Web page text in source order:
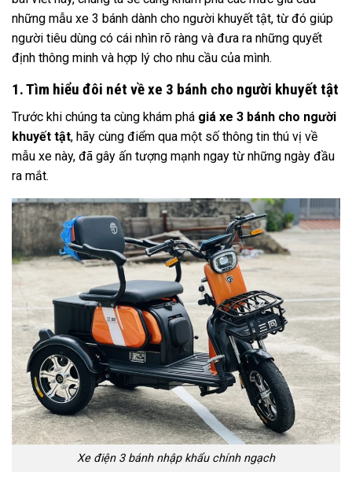
những mẫu xe 3 bánh dành cho người khuyết tật, từ đó giúp
người tiêu dùng có cái nhìn rõ ràng và đưa ra những quyết
định thông minh và hợp lý cho nhu cầu của mình.
1. Tìm hiểu đôi nét về xe 3 bánh cho người khuyết tật
Trước khi chúng ta cùng khám phá giá xe 3 bánh cho người
khuyết tật, hãy cùng điểm qua một số thông tin thú vị về
mẫu xe này, đã gây ấn tượng mạnh ngay từ những ngày đầu
ra mắt.
Xe điện 3 bánh nhập khẩu chính ngạch